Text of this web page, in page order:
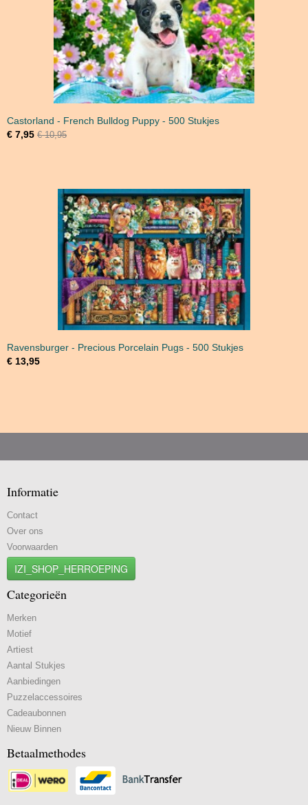
Castorland - French Bulldog Puppy - 500 Stukjes
€ 7,95 € 10,95
Ravensburger - Precious Porcelain Pugs - 500 Stukjes
€ 13,95
Informatie
Contact
Over ons
Voorwaarden
IZI_SHOP_HERROEPING
Categorieën
Merken
Motief
Artiest
Aantal Stukjes
Aanbiedingen
Puzzelaccessoires
Cadeaubonnen
Nieuw Binnen
Betaalmethodes